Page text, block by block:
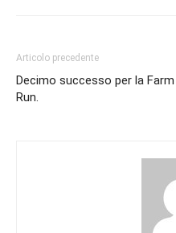
Articolo precedente
Decimo successo per la Farm
Run.